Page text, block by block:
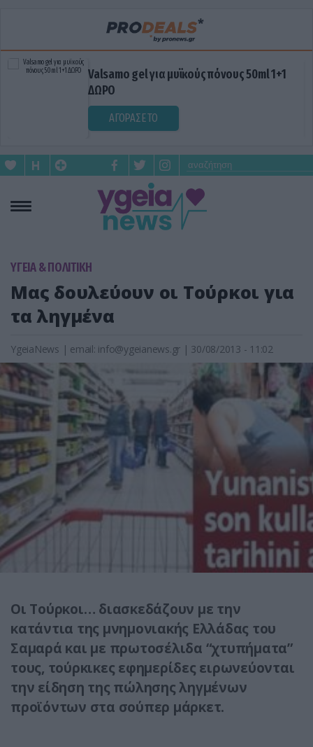
Valsamo gel για μυϊκούς πόνους 50ml 1+1
ΔΩΡΟ
ΑΓΟΡΑΣΕ ΤΟ
ΥΓΕΙΑ & ΠΟΛΙΤΙΚΗ
Μας δουλεύουν οι Τούρκοι για
τα ληγμένα
YgeiaNews | email: info@ygeianews.gr | 30/08/2013 - 11:02
Οι Τούρκοι… διασκεδάζουν με την
κατάντια της μνημονιακής Ελλάδας του
Σαμαρά και με πρωτοσέλιδα “χτυπήματα”
τους, τούρκικες εφημερίδες ειρωνεύονται
την είδηση της πώλησης ληγμένων
προϊόντων στα σούπερ μάρκετ.